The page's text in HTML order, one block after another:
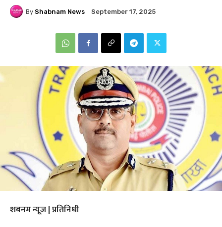
By Shabnam News September 17, 2025
शबनम न्यूज | प्रतिनिधी